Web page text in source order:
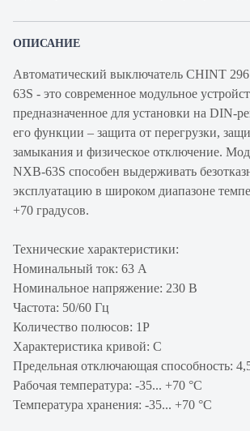
ОПИСАНИЕ
Автоматический выключатель CHINT
63S - это современное модульное
предназначенное для установки на DIN-
его функции – защита от перегрузки,
замыкания и физическое отключение.
NXB-63S способен выдерживать
эксплуатацию в широком диапазоне
+70 градусов.
Технические характеристики:
Номинальный ток: 63 А
Номинальное напряжение: 230 В
Частота: 50/60 Гц
Количество полюсов: 1P
Характеристика кривой: C
Предельная отключающая способность:
Рабочая температура: -35... +70 °C
Температура хранения: -35... +70 °C